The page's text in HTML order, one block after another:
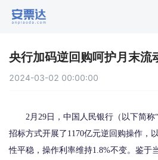
央行加码逆回购呵护月末流
2024-03-02 00:00:00
2月29日，中国人民银行（以下简称“
招标方式开展了1170亿元逆回购操作，
性平稳，操作利率维持1.8%不变。鉴于